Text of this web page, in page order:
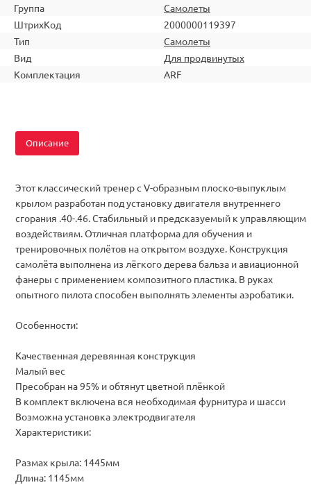
Группа
Самолеты
ШтрихКод
2000000119397
Тип
Самолеты
Вид
Для продвинутых
Комплектация
ARF
Описание
Этот классический тренер с V-образным плоско-выпуклым
крылом разработан под установку двигателя внутреннего
сгорания .40-.46. Cтабильный и предсказуемый к управляющим
воздействиям. Отличная платформа для обучения и
тренировочных полётов на открытом воздухе. Конструкция
самолёта выполнена из лёгкого дерева бальза и авиационной
фанеры с применением композитного пластика. В руках
опытного пилота способен выполнять элементы аэробатики.
Особенности:
Качественная деревянная конструкция
Малый вес
Пресобран на 95% и обтянут цветной плёнкой
В комплект включена вся необходимая фурнитура и шасси
Возможна установка электродвигателя
Характеристики:
Размах крыла: 1445мм
Длина: 1145мм